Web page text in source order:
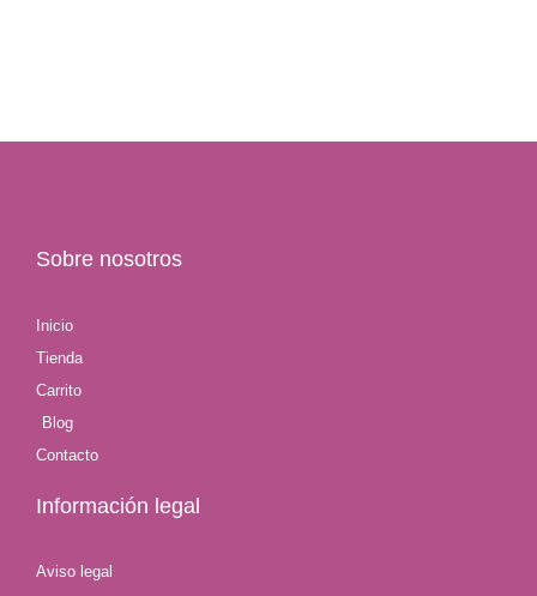
Sobre nosotros
Inicio
Tienda
Carrito
Blog
Contacto
Información legal
Aviso legal